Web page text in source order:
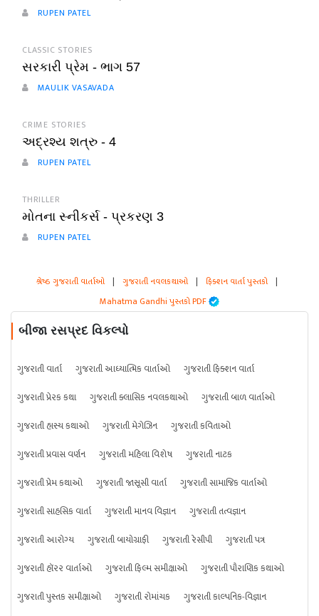
RUPEN PATEL
CLASSIC STORIES
સરકારી પ્રેમ - ભાગ 57
MAULIK VASAVADA
CRIME STORIES
અદ્રશ્ય શત્રુ - 4
RUPEN PATEL
THRILLER
મોતના સ્નીકર્સ - પ્રકરણ 3
RUPEN PATEL
શ્રેષ્ઠ ગુજરાતી વાર્તાઓ | ગુજરાતી નવલકથાઓ | ફિક્શન વાર્તા પુસ્તકો |
Mahatma Gandhi પુસ્તકો PDF
બીજા રસપ્રદ વિકલ્પો
ગુજરાતી વાર્તા ગુજરાતી આધ્યાત્મિક વાર્તાઓ
ગુજરાતી ફિક્શન વાર્તા
ગુજરાતી પ્રેરક કથા
ગુજરાતી ક્લાસિક નવલકથાઓ
ગુજરાતી બાળ વાર્તાઓ
ગુજરાતી હાસ્ય કથાઓ
ગુજરાતી મેગેઝિન
ગુજરાતી કવિતાઓ
ગુજરાતી પ્રવાસ વર્ણન
ગુજરાતી મહિલા વિશેષ
ગુજરાતી નાટક
ગુજરાતી પ્રેમ કથાઓ
ગુજરાતી જાસૂસી વાર્તા
ગુજરાતી સામાજિક વાર્તાઓ
ગુજરાતી સાહસિક વાર્તા
ગુજરાતી માનવ વિજ્ઞાન
ગુજરાતી તત્વજ્ઞાન
ગુજરાતી આરોગ્ય
ગુજરાતી બાયોગ્રાફી ગુજરાતી રેસીપી
ગુજરાતી પત્ર
ગુજરાતી હૉરર વાર્તાઓ
ગુજરાતી ફિલ્મ સમીક્ષાઓ
ગુજરાતી પૌરાણિક કથાઓ
ગુજરાતી પુસ્તક સમીક્ષાઓ
ગુજરાતી રોમાંચક
ગુજરાતી કાલ્પનિક-વિજ્ઞાન